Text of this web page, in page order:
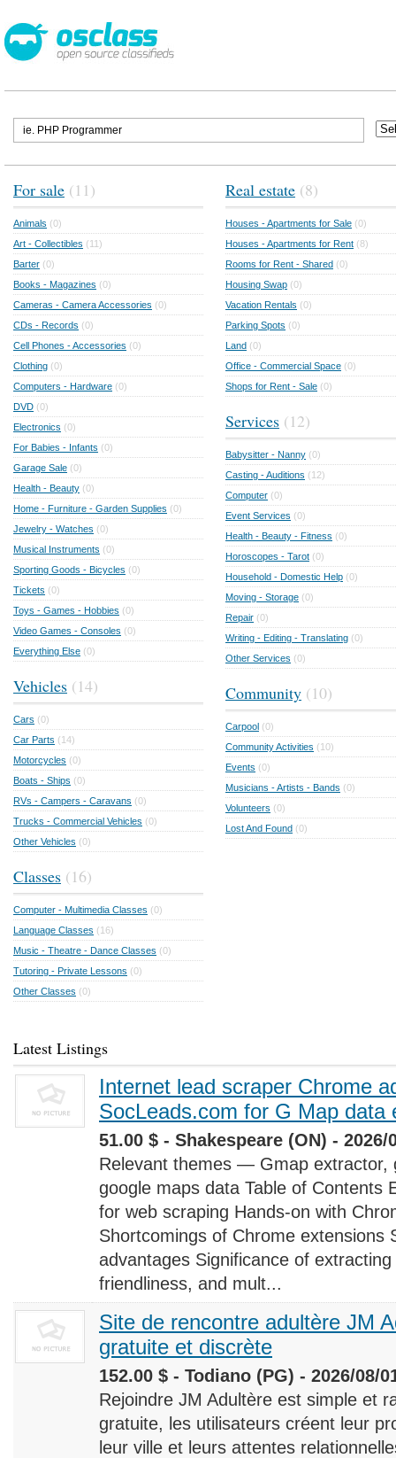
For sale (11)
Animals (0)
Art - Collectibles (11)
Barter (0)
Books - Magazines (0)
Cameras - Camera Accessories (0)
CDs - Records (0)
Cell Phones - Accessories (0)
Clothing (0)
Computers - Hardware (0)
DVD (0)
Electronics (0)
For Babies - Infants (0)
Garage Sale (0)
Health - Beauty (0)
Home - Furniture - Garden Supplies (0)
Jewelry - Watches (0)
Musical Instruments (0)
Sporting Goods - Bicycles (0)
Tickets (0)
Toys - Games - Hobbies (0)
Video Games - Consoles (0)
Everything Else (0)
Vehicles (14)
Cars (0)
Car Parts (14)
Motorcycles (0)
Boats - Ships (0)
RVs - Campers - Caravans (0)
Trucks - Commercial Vehicles (0)
Other Vehicles (0)
Classes (16)
Computer - Multimedia Classes (0)
Language Classes (16)
Music - Theatre - Dance Classes (0)
Tutoring - Private Lessons (0)
Other Classes (0)
Real estate (8)
Houses - Apartments for Sale (0)
Houses - Apartments for Rent (8)
Rooms for Rent - Shared (0)
Housing Swap (0)
Vacation Rentals (0)
Parking Spots (0)
Land (0)
Office - Commercial Space (0)
Shops for Rent - Sale (0)
Services (12)
Babysitter - Nanny (0)
Casting - Auditions (12)
Computer (0)
Event Services (0)
Health - Beauty - Fitness (0)
Horoscopes - Tarot (0)
Household - Domestic Help (0)
Moving - Storage (0)
Repair (0)
Writing - Editing - Translating (0)
Other Services (0)
Community (10)
Carpool (0)
Community Activities (10)
Events (0)
Musicians - Artists - Bands (0)
Volunteers (0)
Lost And Found (0)
Latest Listings
Internet lead scraper Chrome
SocLeads.com for G Map data
51.00 $ - Shakespeare (ON) - 2026/
Relevant themes — Gmap extractor,
google maps data Table of Contents
for web scraping Hands-on with
Shortcomings of Chrome extensions
advantages Significance of
friendliness, and mult...
Site de rencontre adultère JM
gratuite et discrète
152.00 $ - Todiano (PG) - 2026/08/
Rejoindre JM Adultère est simple et
gratuite, les utilisateurs créent leur
leur ville et leurs attentes